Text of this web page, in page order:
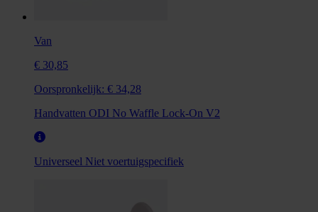
Van
€ 30,85
Oorspronkelijk: € 34,28
Handvatten ODI No Waffle Lock-On V2
Universeel Niet voertuigspecifiek